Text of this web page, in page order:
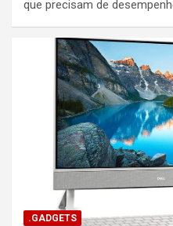
que precisam de
.GADGETS